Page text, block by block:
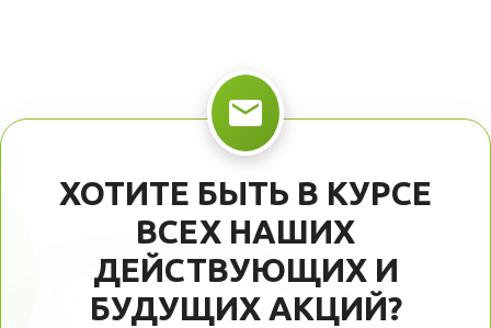
ХОТИТЕ БЫТЬ В КУРСЕ
ВСЕХ НАШИХ
ДЕЙСТВУЮЩИХ И
БУДУЩИХ АКЦИЙ?